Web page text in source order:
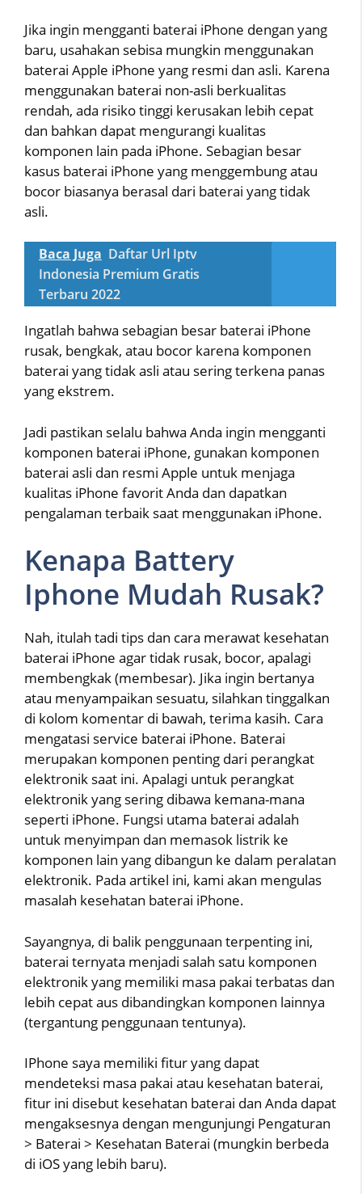
Jika ingin mengganti baterai iPhone dengan yang
baru, usahakan sebisa mungkin menggunakan
baterai Apple iPhone yang resmi dan asli. Karena
menggunakan baterai non-asli berkualitas
rendah, ada risiko tinggi kerusakan lebih cepat
dan bahkan dapat mengurangi kualitas
komponen lain pada iPhone. Sebagian besar
kasus baterai iPhone yang menggembung atau
bocor biasanya berasal dari baterai yang tidak
asli.
Baca Juga Daftar Url Iptv
Indonesia Premium Gratis
Terbaru 2022
Ingatlah bahwa sebagian besar baterai iPhone
rusak, bengkak, atau bocor karena komponen
baterai yang tidak asli atau sering terkena panas
yang ekstrem.
Jadi pastikan selalu bahwa Anda ingin mengganti
komponen baterai iPhone, gunakan komponen
baterai asli dan resmi Apple untuk menjaga
kualitas iPhone favorit Anda dan dapatkan
pengalaman terbaik saat menggunakan iPhone.
Kenapa Battery
Iphone Mudah Rusak?
Nah, itulah tadi tips dan cara merawat kesehatan
baterai iPhone agar tidak rusak, bocor, apalagi
membengkak (membesar). Jika ingin bertanya
atau menyampaikan sesuatu, silahkan tinggalkan
di kolom komentar di bawah, terima kasih. Cara
mengatasi service baterai iPhone. Baterai
merupakan komponen penting dari perangkat
elektronik saat ini. Apalagi untuk perangkat
elektronik yang sering dibawa kemana-mana
seperti iPhone. Fungsi utama baterai adalah
untuk menyimpan dan memasok listrik ke
komponen lain yang dibangun ke dalam peralatan
elektronik. Pada artikel ini, kami akan mengulas
masalah kesehatan baterai iPhone.
Sayangnya, di balik penggunaan terpenting ini,
baterai ternyata menjadi salah satu komponen
elektronik yang memiliki masa pakai terbatas dan
lebih cepat aus dibandingkan komponen lainnya
(tergantung penggunaan tentunya).
IPhone saya memiliki fitur yang dapat
mendeteksi masa pakai atau kesehatan baterai,
fitur ini disebut kesehatan baterai dan Anda dapat
mengaksesnya dengan mengunjungi Pengaturan
> Baterai > Kesehatan Baterai (mungkin berbeda
di iOS yang lebih baru).